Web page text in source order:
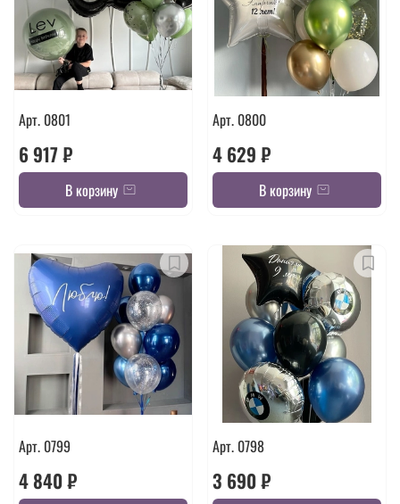
Арт. 0801
6 917 ₽
В корзину
Арт. 0800
4 629 ₽
В корзину
Арт. 0799
4 840 ₽
Арт. 0798
3 690 ₽